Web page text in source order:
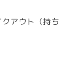
アウト（持ち